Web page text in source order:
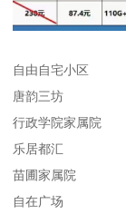
自由自宅小区
唐韵三坊
行政学院家属院
乐居都汇
苗圃家属院
自在广场